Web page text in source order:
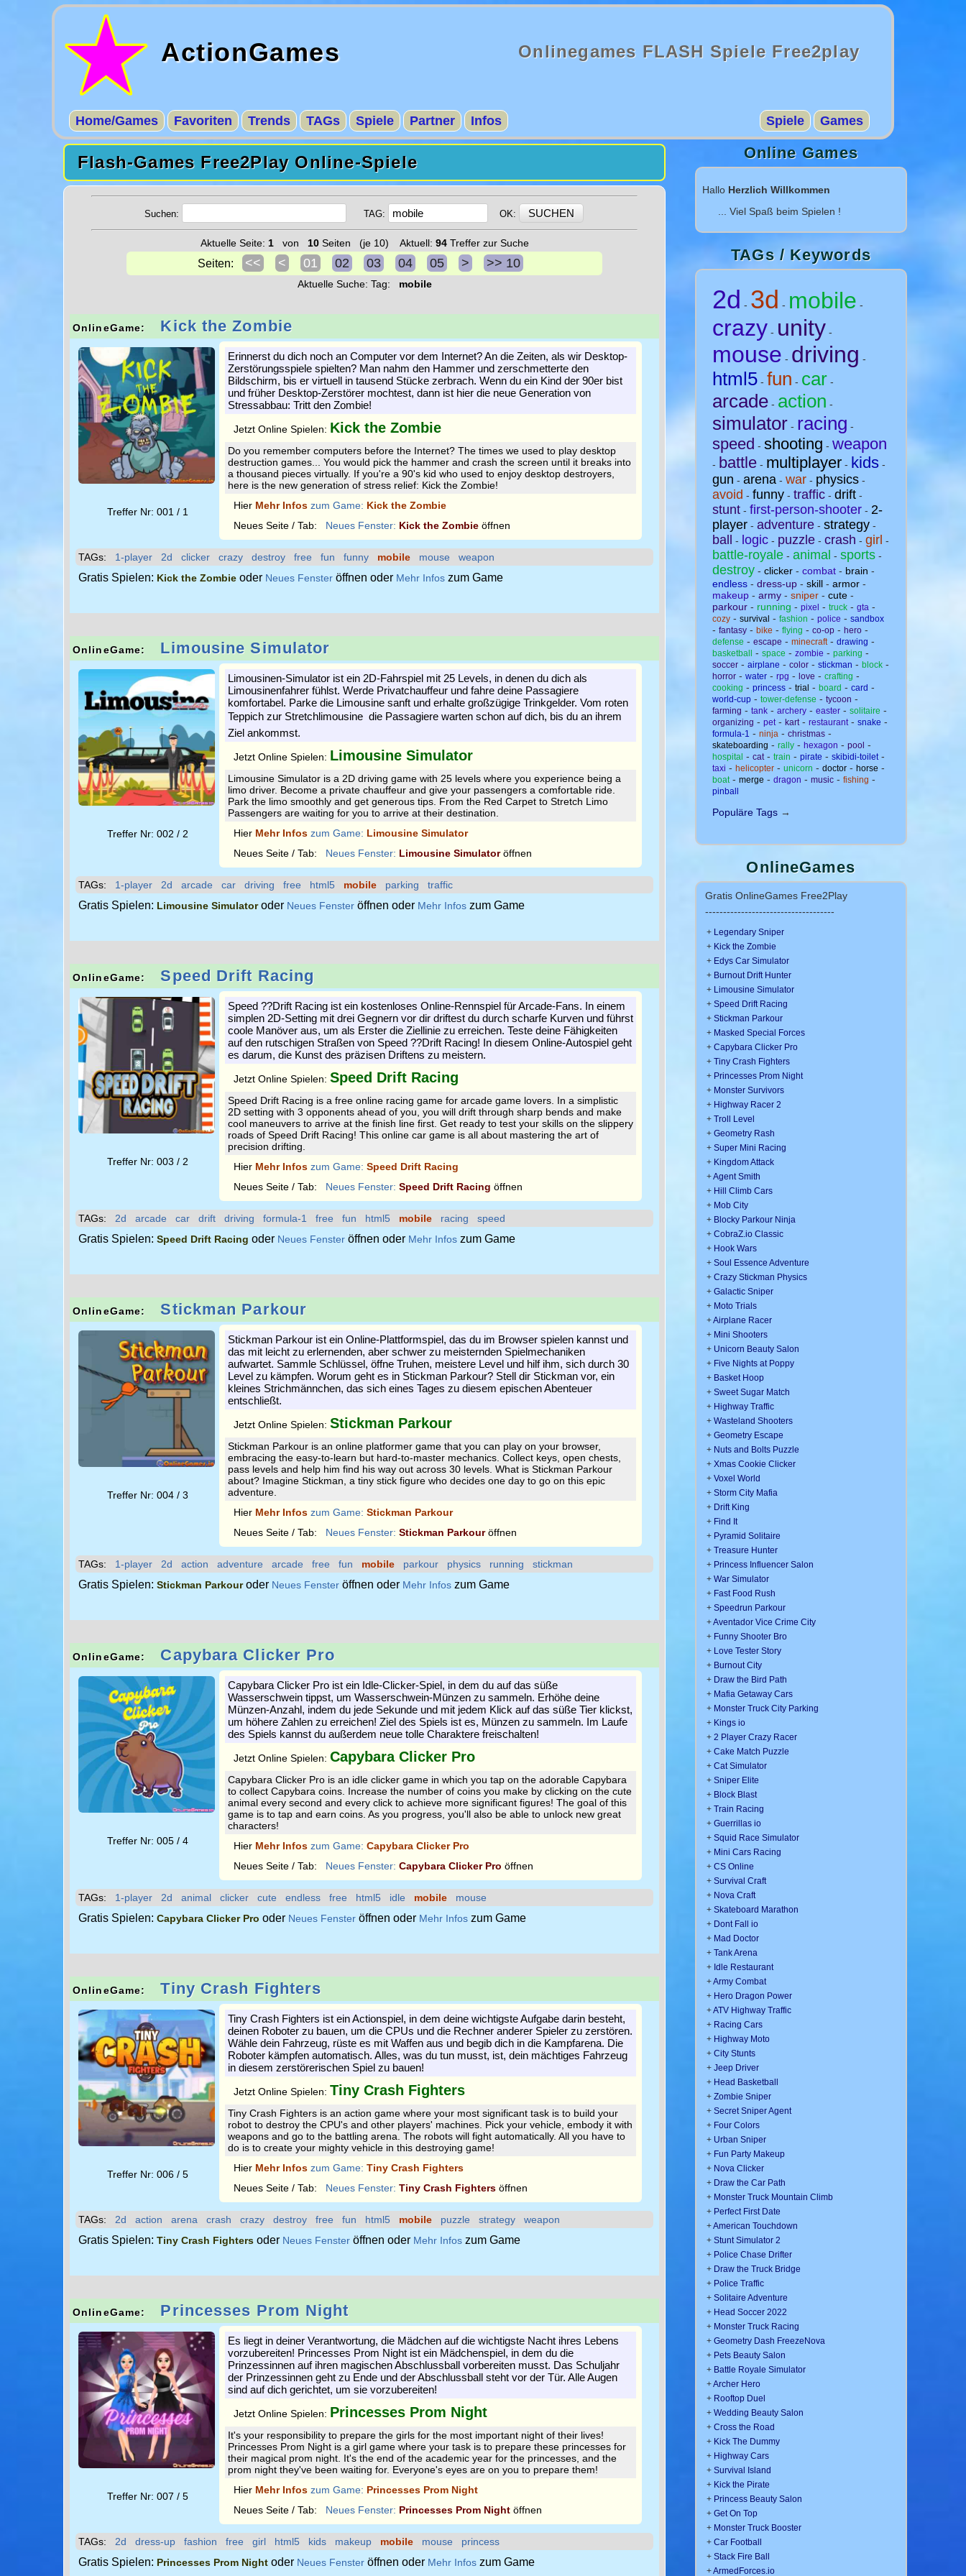
ActionGames Onlinegames FLASH Spiele Free2play
Home/Games Favoriten Trends TAGs Spiele Partner Infos Games
Spiele
Flash-Games Free2Play Online-Spiele
Suchen: TAG: OK:
Aktuelle Seite: 1von 10Seiten (je 10) Aktuell: 94Treffer zur Suche
Seiten: << < 01 02 03 04 05 > >> 10
Aktuelle Suche: Tag: mobile
OnlineGame: Kick the Zombie
Treffer Nr: 001 / 1
Erinnerst du dich noch an Computer vor dem Internet? An die Zeiten, als wir Desktop-
Zerstörungsspiele spielten? Man nahm den Hammer und zerschmetterte den
Bildschirm, bis er virtuell in tausend Stücke zerbrach. Wenn du ein Kind der 90er bist
und früher Desktop-Zerstörer mochtest, dann ist hier die neue Generation von
Stressabbau: Tritt den Zombie!
Jetzt Online Spielen: Kick the Zombie
Do you remember computers before the Internet? The times we used to play desktop
destruction games... You would pick the hammer and crash the screen until it breaks into
a thousand pieces virtually. If you're a 90's kid who used to enjoy desktop destroyers,
here is the new generation of stress relief: Kick the Zombie!
Hier Mehr Infos zum Game: Kick the Zombie
Neues Seite / Tab: Neues Fenster: Kick the Zombie öffnen
TAGs: 1-player 2d clicker crazy destroy free fun funny mobile mouse weapon
Gratis Spielen: Kick the Zombie oder Neues Fenster öffnen oder Mehr Infos zum Game
OnlineGame: Limousine Simulator
Treffer Nr: 002 / 2
Limousinen-Simulator ist ein 2D-Fahrspiel mit 25 Levels, in denen du dich als
Limousinenfahrer fühlst. Werde Privatchauffeur und fahre deine Passagiere
komfortabel. Parke die Limousine sanft und erhalte großzügige Trinkgelder. Vom roten
Teppich zur Stretchlimousine  die Passagiere warten schon auf dich, bis du an ihrem
Ziel ankommst.
Jetzt Online Spielen: Limousine Simulator
Limousine Simulator is a 2D driving game with 25 levels where you experience being a
limo driver. Become a private chauffeur and give your passengers a comfortable ride.
Park the limo smoothly and get generous tips. From the Red Carpet to Stretch Limo
Passengers are waiting for you to arrive at their destination.
Hier Mehr Infos zum Game: Limousine Simulator
Neues Seite / Tab: Neues Fenster: Limousine Simulatoröffnen
TAGs: 1-player 2d arcade car driving free html5 mobile parking traffic
Gratis Spielen: Limousine Simulatoroder Neues Fenster öffnen oder Mehr Infos zum Game
OnlineGame: Speed Drift Racing
Treffer Nr: 003 / 2
Speed ??Drift Racing ist ein kostenloses Online-Rennspiel für Arcade-Fans. In einem
simplen 2D-Setting mit drei Gegnern vor dir driftest du durch scharfe Kurven und führst
coole Manöver aus, um als Erster die Ziellinie zu erreichen. Teste deine Fähigkeiten
auf den rutschigen Straßen von Speed ??Drift Racing! In diesem Online-Autospiel geht
es darum, die Kunst des präzisen Driftens zu meistern.
Jetzt Online Spielen: Speed Drift Racing
Speed Drift Racing is a free online racing game for arcade game lovers. In a simplistic
2D setting with 3 opponents ahead of you, you will drift through sharp bends and make
cool maneuvers to arrive at the finish line first. Get ready to test your skills on the slippery
roads of Speed Drift Racing! This online car game is all about mastering the art of
precision drifting.
Hier Mehr Infos zum Game: Speed Drift Racing
Neues Seite / Tab: Neues Fenster: Speed Drift Racing öffnen
TAGs: 2d arcade car drift driving formula-1 free fun html5 mobile racing speed
Gratis Spielen: Speed Drift Racing oder Neues Fenster öffnen oder Mehr Infos zum Game
OnlineGame: Stickman Parkour
Treffer Nr: 004 / 3
Stickman Parkour ist ein Online-Plattformspiel, das du im Browser spielen kannst und
das mit leicht zu erlernenden, aber schwer zu meisternden Spielmechaniken
aufwartet. Sammle Schlüssel, öffne Truhen, meistere Level und hilf ihm, sich durch 30
Level zu kämpfen. Worum geht es in Stickman Parkour? Stell dir Stickman vor, ein
kleines Strichmännchen, das sich eines Tages zu diesem epischen Abenteuer
entschließt.
Jetzt Online Spielen: Stickman Parkour
Stickman Parkour is an online platformer game that you can play on your browser,
embracing the easy-to-learn but hard-to-master mechanics. Collect keys, open chests,
pass levels and help him find his way out across 30 levels. What is Stickman Parkour
about? Imagine Stickman, a tiny stick figure who decides one day to go on this epic
adventure.
Hier Mehr Infos zum Game: Stickman Parkour
Neues Seite / Tab: Neues Fenster: Stickman Parkouröffnen
TAGs: 1-player 2d action adventure arcade free fun mobile parkour physics running stickman
Gratis Spielen: Stickman Parkouroder Neues Fenster öffnen oder Mehr Infos zum Game
OnlineGame: Capybara Clicker Pro
Treffer Nr: 005 / 4
Capybara Clicker Pro ist ein Idle-Clicker-Spiel, in dem du auf das süße
Wasserschwein tippst, um Wasserschwein-Münzen zu sammeln. Erhöhe deine
Münzen-Anzahl, indem du jede Sekunde und mit jedem Klick auf das süße Tier klickst,
um höhere Zahlen zu erreichen! Ziel des Spiels ist es, Münzen zu sammeln. Im Laufe
des Spiels kannst du außerdem neue tolle Charaktere freischalten!
Jetzt Online Spielen: Capybara Clicker Pro
Capybara Clicker Pro is an idle clicker game in which you tap on the adorable Capybara
to collect Capybara coins. Increase the number of coins you make by clicking on the cute
animal every second and every click to achieve more significant figures! The goal of this
game is to tap and earn coins. As you progress, you'll also be able to unlock new great
characters!
Hier Mehr Infos zum Game: Capybara Clicker Pro
Neues Seite / Tab: Neues Fenster: Capybara Clicker Pro öffnen
TAGs: 1-player 2d animal clicker cute endless free html5 idle mobile mouse
Gratis Spielen: Capybara Clicker Pro oder Neues Fenster öffnen oder Mehr Infos zum Game
OnlineGame: Tiny Crash Fighters
Treffer Nr: 006 / 5
Tiny Crash Fighters ist ein Actionspiel, in dem deine wichtigste Aufgabe darin besteht,
deinen Roboter zu bauen, um die CPUs und die Rechner anderer Spieler zu zerstören.
Wähle dein Fahrzeug, rüste es mit Waffen aus und begib dich in die Kampfarena. Die
Roboter kämpfen automatisch. Alles, was du tun musst, ist, dein mächtiges Fahrzeug
in diesem zerstörerischen Spiel zu bauen!
Jetzt Online Spielen: Tiny Crash Fighters
Tiny Crash Fighters is an action game where your most significant task is to build your
robot to destroy the CPU's and other players' machines. Pick your vehicle, embody it with
weapons and go to the battling arena. The robots will fight automatically. All you have to
do is to create your mighty vehicle in this destroying game!
Hier Mehr Infos zum Game: Tiny Crash Fighters
Neues Seite / Tab: Neues Fenster: Tiny Crash Fighters öffnen
TAGs: 2d action arena crash crazy destroy free fun html5 mobile puzzle strategy weapon
Gratis Spielen: Tiny Crash Fighters oder Neues Fenster öffnen oder Mehr Infos zum Game
OnlineGame: Princesses Prom Night
Treffer Nr: 007 / 5
Es liegt in deiner Verantwortung, die Mädchen auf die wichtigste Nacht ihres Lebens
vorzubereiten! Princesses Prom Night ist ein Mädchenspiel, in dem du die
Prinzessinnen auf ihren magischen Abschlussball vorbereiten musst. Das Schuljahr
der Prinzessinnen geht zu Ende und der Abschlussball steht vor der Tür. Alle Augen
sind auf dich gerichtet, um sie vorzubereiten!
Jetzt Online Spielen: Princesses Prom Night
It's your responsibility to prepare the girls for the most important night of their lives!
Princesses Prom Night is a girl game where your task is to prepare these princesses for
their magical prom night. It's the end of the academic year for the princesses, and the
prom night they've been waiting for. Everyone's eyes are on you to prepare them!
Hier Mehr Infos zum Game: Princesses Prom Night
Neues Seite / Tab: Neues Fenster: Princesses Prom Night öffnen
TAGs: 2d dress-up fashion free girl html5 kids makeup mobile mouse princess
Gratis Spielen: Princesses Prom Night oder Neues Fenster öffnen oder Mehr Infos zum Game
Online Games
Hallo Herzlich Willkommen
... Viel Spaß beim Spielen !
TAGs / Keywords
2d - 3d - mobile -
crazy - unity -
mouse - driving -
html5 - fun - car -
arcade - action -
simulator - racing -
speed - shooting - weapon
- battle - multiplayer - kids -
gun - arena - war - physics -
avoid - funny - traffic - drift -
stunt - first-person-shooter - 2-
player - adventure - strategy -
ball - logic - puzzle - crash - girl -
battle-royale - animal - sports -
destroy - clicker - combat - brain -
endless - dress-up - skill - armor -
makeup - army - sniper - cute -
parkour - running - pixel - truck - gta -
cozy - survival - fashion - police - sandbox
- fantasy - bike - flying - co-op - hero -
defense - escape - minecraft- drawing -
basketball - space - zombie - parking -
soccer - airplane - color - stickman - block -
horror - water - rpg - love - crafting -
cooking - princess - trial - board - card -
world-cup - tower-defense - tycoon -
farming - tank - archery - easter - solitaire -
organizing - pet - kart - restaurant - snake -
formula-1 - ninja - christmas -
skateboarding - rally - hexagon - pool -
hospital - cat - train - pirate - skibidi-toilet -
taxi - helicopter - unicorn - doctor - horse -
boat - merge - dragon - music - fishing -
pinball
Populäre Tags →
OnlineGames
Gratis OnlineGames Free2Play
------------------------------------
+ Legendary Sniper
+ Kick the Zombie
+ Edys Car Simulator
+ Burnout Drift Hunter
+ Limousine Simulator
+ Speed Drift Racing
+ Stickman Parkour
+ Masked Special Forces
+ Capybara Clicker Pro
+ Tiny Crash Fighters
+ Princesses Prom Night
+ Monster Survivors
+ Highway Racer 2
+ Troll Level
+ Geometry Rash
+ Super Mini Racing
+ Kingdom Attack
+Agent Smith
+ Hill Climb Cars
+ Mob City
+ Blocky Parkour Ninja
+ CobraZ.io Classic
+ Hook Wars
+ Soul Essence Adventure
+ Crazy Stickman Physics
+ Galactic Sniper
+ Moto Trials
+Airplane Racer
+ Mini Shooters
+ Unicorn Beauty Salon
+ Five Nights at Poppy
+ Basket Hoop
+ Sweet Sugar Match
+ Highway Traffic
+ Wasteland Shooters
+ Geometry Escape
+ Nuts and Bolts Puzzle
+ Xmas Cookie Clicker
+ Voxel World
+ Storm City Mafia
+ Drift King
+ Find It
+ Pyramid Solitaire
+ Treasure Hunter
+ Princess Influencer Salon
+ War Simulator
+ Fast Food Rush
+ Speedrun Parkour
+Aventador Vice Crime City
+ Funny Shooter Bro
+ Love Tester Story
+ Burnout City
+ Draw the Bird Path
+ Mafia Getaway Cars
+ Monster Truck City Parking
+ Kings io
+ 2 Player Crazy Racer
+ Cake Match Puzzle
+ Cat Simulator
+ Sniper Elite
+ Block Blast
+ Train Racing
+ Guerrillas io
+ Squid Race Simulator
+ Mini Cars Racing
+ CS Online
+ Survival Craft
+ Nova Craft
+ Skateboard Marathon
+ Dont Fall io
+ Mad Doctor
+ Tank Arena
+ Idle Restaurant
+Army Combat
+ Hero Dragon Power
+ATV Highway Traffic
+ Racing Cars
+ Highway Moto
+ City Stunts
+ Jeep Driver
+ Head Basketball
+ Zombie Sniper
+ Secret Sniper Agent
+ Four Colors
+ Urban Sniper
+ Fun Party Makeup
+ Nova Clicker
+ Draw the Car Path
+ Monster Truck Mountain Climb
+ Perfect First Date
+American Touchdown
+ Stunt Simulator 2
+ Police Chase Drifter
+ Draw the Truck Bridge
+ Police Traffic
+ Solitaire Adventure
+ Head Soccer 2022
+ Monster Truck Racing
+ Geometry Dash FreezeNova
+ Pets Beauty Salon
+ Battle Royale Simulator
+Archer Hero
+ Rooftop Duel
+ Wedding Beauty Salon
+ Cross the Road
+ Kick The Dummy
+ Highway Cars
+ Survival Island
+ Kick the Pirate
+ Princess Beauty Salon
+ Get On Top
+ Monster Truck Booster
+ Car Football
+ Stack Fire Ball
+ArmedForces.io